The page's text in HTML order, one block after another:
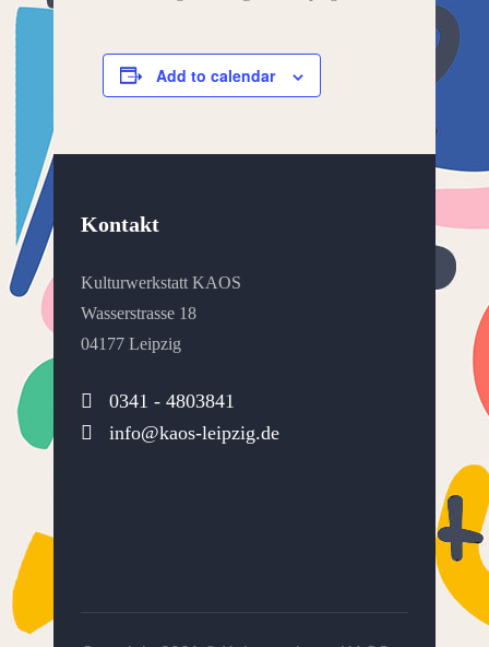
Add to calendar
Kontakt
Kulturwerkstatt KAOS
Wasserstrasse 18
04177 Leipzig
0341 - 4803841
info@kaos-leipzig.de